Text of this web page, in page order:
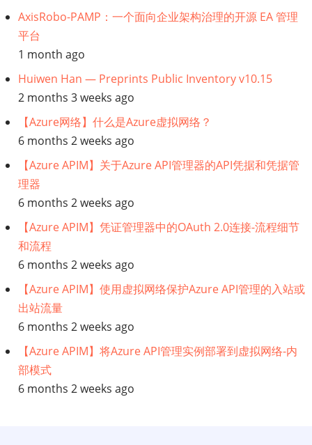
AxisRobo-PAMP：一个面向企业架构治理的开源 EA 管理
平台
1 month ago
Huiwen Han — Preprints Public Inventory v10.15
2 months 3 weeks ago
【Azure网络】什么是Azure虚拟网络？
6 months 2 weeks ago
【Azure APIM】关于Azure API管理器的API凭据和凭据管
理器
6 months 2 weeks ago
【Azure APIM】凭证管理器中的OAuth 2.0连接-流程细节
和流程
6 months 2 weeks ago
【Azure APIM】使用虚拟网络保护Azure API管理的入站或
出站流量
6 months 2 weeks ago
【Azure APIM】将Azure API管理实例部署到虚拟网络-内
部模式
6 months 2 weeks ago